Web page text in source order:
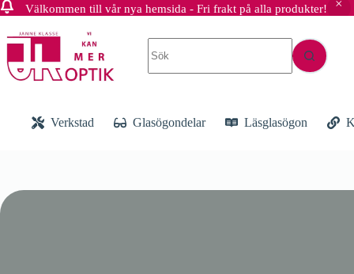
Välkommen till vår nya hemsida - Fri frakt på alla produkter!
till
resultat
Verkstad Glasögondelar Läsglasögon